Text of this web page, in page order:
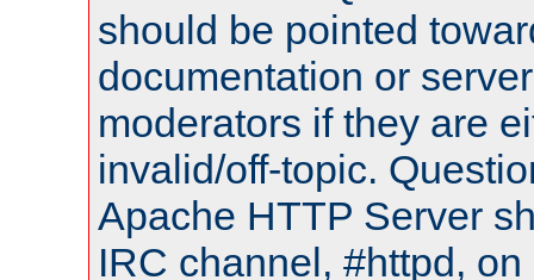
should be pointed
documentation or
moderators if they are
invalid/off-topic.
Apache HTTP Server
IRC channel, #httpd,